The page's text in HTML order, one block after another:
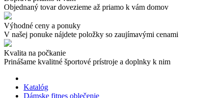
Objednaný tovar dovezieme až priamo k vám domov
Výhodné ceny a ponuky
V našej ponuke nájdete položky so zaujímavými cenami
Kvalita na počkanie
Prinášame kvalitné športové prístroje a doplnky k nim
Katalóg
Dámske fitnes oblečenie